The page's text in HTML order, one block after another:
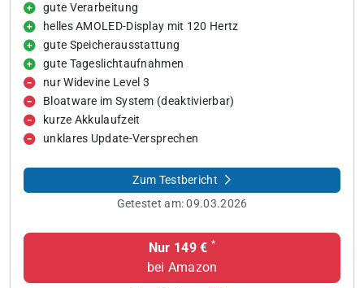
gute Verarbeitung
helles AMOLED-Display mit 120 Hertz
gute Speicherausstattung
gute Tageslichtaufnahmen
nur Widevine Level 3
Bloatware im System (deaktivierbar)
kurze Akkulaufzeit
unklares Update-Versprechen
Zum Testbericht
Getestet am:09.03.2026
Nur 149 € *
bei Amazon